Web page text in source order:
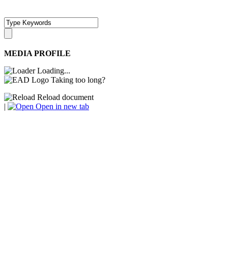
MEDIA PROFILE
Loading...
Taking too long?
Reload document
|
Open in new tab